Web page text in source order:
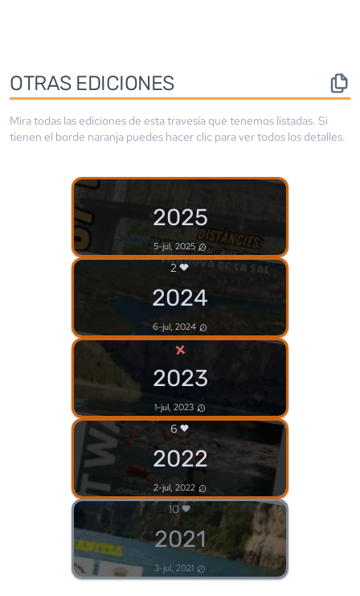
OTRAS EDICIONES
Mira todas las ediciones de esta travesía que tenemos listadas. Si
tienen el borde naranja puedes hacer clic para ver todos los detalles.
2025
5-jul, 2025
2
2024
6-jul, 2024
×
2023
1-jul, 2023
6
2022
2-jul, 2022
10
2021
3-jul, 2021